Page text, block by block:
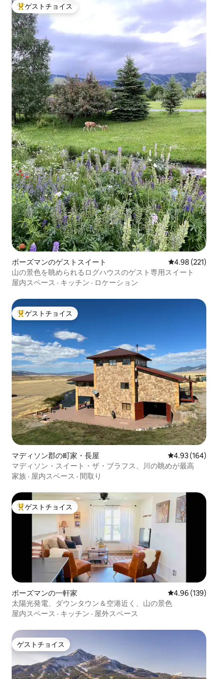
大好評のゲストチョイスです。
ゲストチョイス
ボーズマンのゲストスイート レビュー221
4.98 (221)
山の景色を眺められるログハウスのゲスト専用スイート
屋内スペース · キッチン · ロケーション
大好評のゲストチョイスです。
ゲストチョイス
マディソン郡の町家・長屋 レビュー164
4.93 (164)
マディソン・スイート・ザ・ブラフス、川の眺めが最高
家族 · 屋内スペース · 間取り
大好評のゲストチョイスです。
ゲストチョイス
ボーズマンの一軒家 レビュー139
4.96 (139)
太陽光発電、ダウンタウン＆空港近く、山の景色
屋内スペース · キッチン · 屋外スペース
ゲストチョイス
ゲストチョイス